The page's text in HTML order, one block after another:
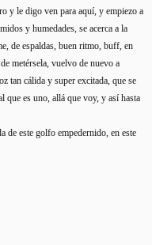
y le digo ven para aquí, y empiezo a
y humedades, se acerca a la
de espaldas, buen ritmo, buff, en
metérsela, vuelvo de nuevo a
tan cálida y super excitada, que se
que es uno, allá que voy, y así hasta
de este golfo empedernido, en este